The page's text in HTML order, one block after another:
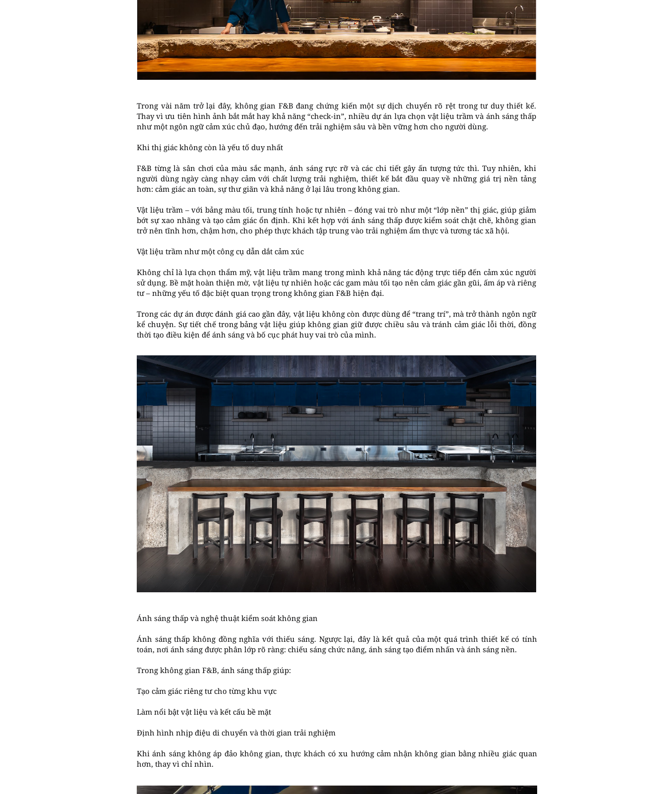
Trong vài năm trở lại đây, không gian F&B đang chứng kiến một sự dịch chuyển rõ rệt trong tư duy thiết kế.
Thay vì ưu tiên hình ảnh bắt mắt hay khả năng “check-in”, nhiều dự án lựa chọn vật liệu trầm và ánh sáng thấp
như một ngôn ngữ cảm xúc chủ đạo, hướng đến trải nghiệm sâu và bền vững hơn cho người dùng.
Khi thị giác không còn là yếu tố duy nhất
F&B từng là sân chơi của màu sắc mạnh, ánh sáng rực rỡ và các chi tiết gây ấn tượng tức thì. Tuy nhiên, khi
người dùng ngày càng nhạy cảm với chất lượng trải nghiệm, thiết kế bắt đầu quay về những giá trị nền tảng
hơn: cảm giác an toàn, sự thư giãn và khả năng ở lại lâu trong không gian.
Vật liệu trầm – với bảng màu tối, trung tính hoặc tự nhiên – đóng vai trò như một “lớp nền” thị giác, giúp giảm
bớt sự xao nhãng và tạo cảm giác ổn định. Khi kết hợp với ánh sáng thấp được kiểm soát chặt chẽ, không gian
trở nên tĩnh hơn, chậm hơn, cho phép thực khách tập trung vào trải nghiệm ẩm thực và tương tác xã hội.
Vật liệu trầm như một công cụ dẫn dắt cảm xúc
Không chỉ là lựa chọn thẩm mỹ, vật liệu trầm mang trong mình khả năng tác động trực tiếp đến cảm xúc người
sử dụng. Bề mặt hoàn thiện mờ, vật liệu tự nhiên hoặc các gam màu tối tạo nên cảm giác gần gũi, ấm áp và riêng
tư – những yếu tố đặc biệt quan trọng trong không gian F&B hiện đại.
Trong các dự án được đánh giá cao gần đây, vật liệu không còn được dùng để “trang trí”, mà trở thành ngôn ngữ
kể chuyện. Sự tiết chế trong bảng vật liệu giúp không gian giữ được chiều sâu và tránh cảm giác lỗi thời, đồng
thời tạo điều kiện để ánh sáng và bố cục phát huy vai trò của mình.
Ánh sáng thấp và nghệ thuật kiểm soát không gian
Ánh sáng thấp không đồng nghĩa với thiếu sáng. Ngược lại, đây là kết quả của một quá trình thiết kế có tính
toán, nơi ánh sáng được phân lớp rõ ràng: chiếu sáng chức năng, ánh sáng tạo điểm nhấn và ánh sáng nền.
Trong không gian F&B, ánh sáng thấp giúp:
Tạo cảm giác riêng tư cho từng khu vực
Làm nổi bật vật liệu và kết cấu bề mặt
Định hình nhịp điệu di chuyển và thời gian trải nghiệm
Khi ánh sáng không áp đảo không gian, thực khách có xu hướng cảm nhận không gian bằng nhiều giác quan
hơn, thay vì chỉ nhìn.